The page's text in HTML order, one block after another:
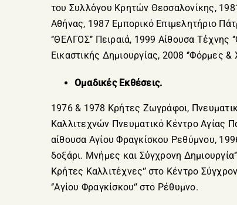
του Συλλόγου Κρητών Θεσσαλονίκης,
Αθήνας, 1987 Εμπορικό Επιμελητήριο
‘’ΘΕΛΓΟΣ’’ Πειραιά, 1999 Αίθουσα
Εικαστικής Δημιουργίας, 2008 ‘’Φόρμες
Ομαδικές Εκθέσεις.
1976 & 1978 Κρήτες Ζωγράφοι,
Καλλιτεχνών Πνευματικό Κέντρο Αγίας
αίθουσα Αγίου Φραγκίσκου Ρεθύμνου,
δοξάρι. Μνήμες και Σύγχρονη
Κρήτες Καλλιτέχνες‘’ στο Κέντρο
‘’Αγίου Φραγκίσκου‘’ στο Ρέθυμνο.